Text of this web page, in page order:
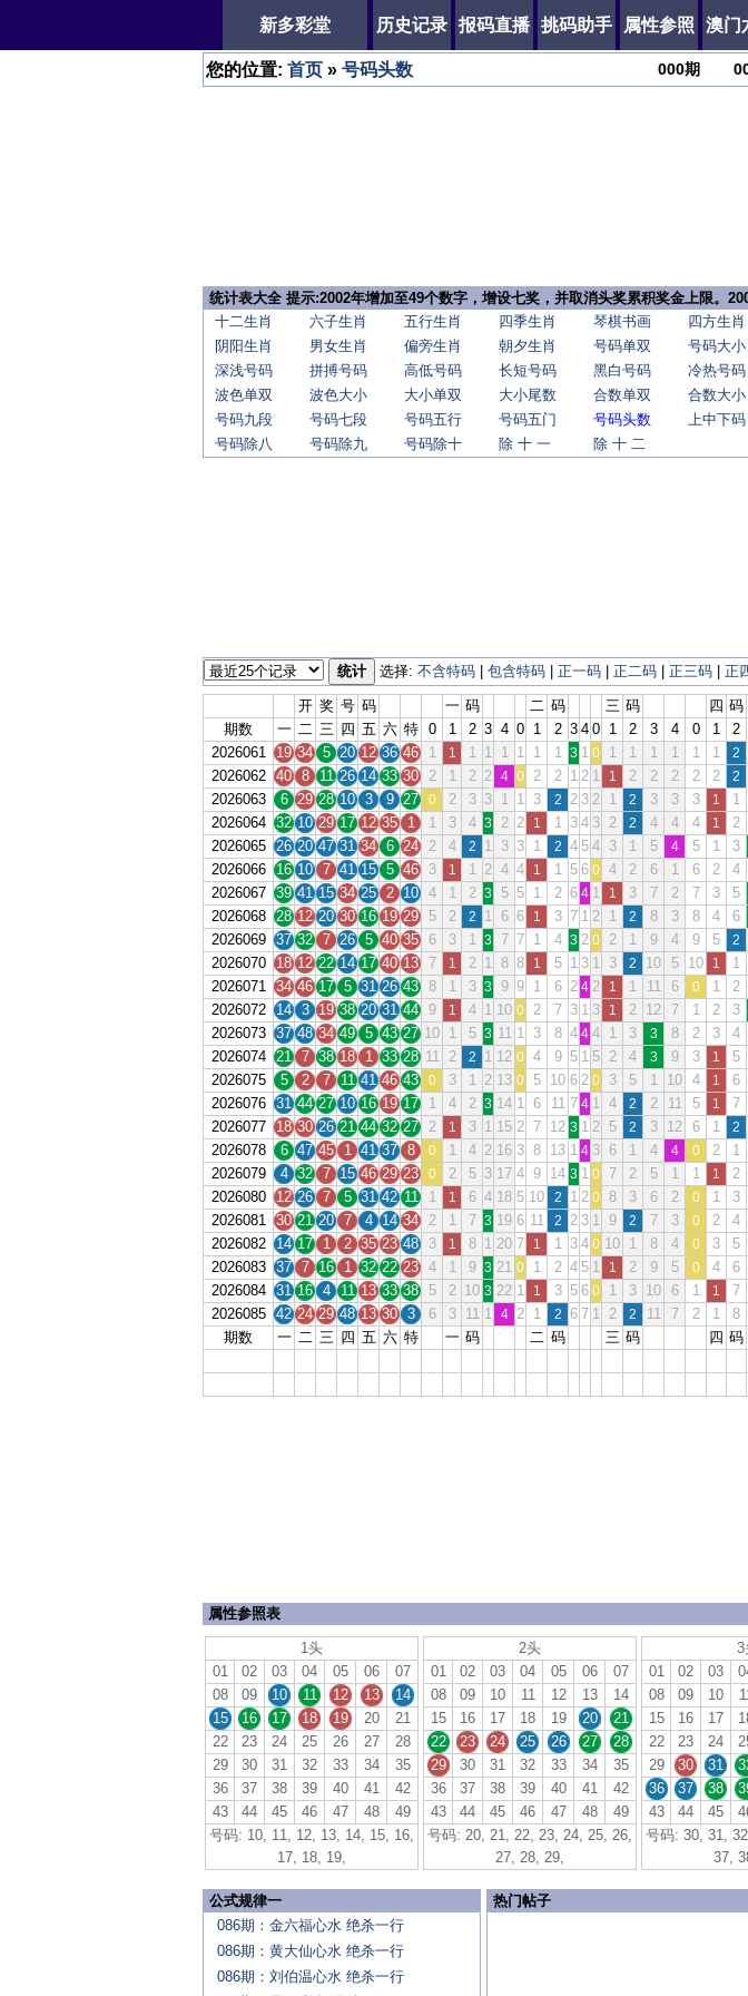
新多彩堂 历史记录 报码直播 挑码助手 属性参照 澳门
您的位置: 首页 » 号码头数 000期
统计表大全 提示:2002年增加至49个数字，增设七奖，并取消头奖累积奖金上限。
十二生肖
六子生肖 五行生肖 四季生肖 琴棋书画 四方生肖
阴阳生肖
男女生肖 偏旁生肖 朝夕生肖 号码单双 号码大小
深浅号码
拼搏号码 高低号码 长短号码 黑白号码 冷热号码
波色单双
波色大小 大小单双 大小尾数 合数单双 合数大小
号码九段
号码七段 号码五行 号码五门 号码头数 上中下码
号码除八
号码除九 号码除十 除 十 一 除 十 二
统计 选择: 不含特码 包含特码 正一码 正二码 正三码 正
开 奖 号 码 一 码 二 码 三 码 四 码
期数
一 二 三 四 五 六 特 0 1 2 3 4 0 1 2 3 4 0 1 2 3 4 0 1 2
2026061
19 34 5 20 12 36 46 1 1 1 1 1 1 1 1 3 1 0 1 1 1 1 1 1 2
2026062 40 8 11 26 14 33 30 2 1 2 2 4 0 2 2 1 2 1 1 2 2 2 2 2 2
2026063 6 29 28 10 3 9 27 0 2 3 3 1 1 3 2 2 3 2 1 2 3 3 3 1 1
2026064 32 10 29 17 12 35 1 1 3 4 3 2 2 1 1 3 4 3 2 2 4 4 4 1 2
2026065 26 20 47 31 34 6 24 2 4 2 1 3 3 1 2 4 5 4 3 1 5 4 5 1 3
2026066 16 10 7 41 15 5 46 3 1 1 2 4 4 1 1 5 6 0 4 2 6 1 6 2 4
2026067 39 41 15 34 25 2 10 4 1 2 3 5 5 1 2 6 4 1 1 3 7 2 7 3 5
2026068 28 12 20 30 16 19 29 5 2 2 1 6 6 1 3 7 1 2 1 2 8 3 8 4 6
2026069 37 32 7 26 5 40 35 6 3 1 3 7 7 1 4 3 2 0 2 1 9 4 9 5 2
2026070 18 12 22 14 17 40 13 7 1 2 1 8 8 1 5 1 3 1 3 2 10 5 10 1 1
2026071 34 46 17 5 31 26 43 8 1 3 3 9 9 1 6 2 4 2 1 1 11 6 0 1 2
2026072 14 3 19 38 20 31 44 9 1 4 1 10 0 2 7 3 1 3 1 2 12 7 1 2 3
2026073 37 48 34 49 5 43 27 10 1 5 3 11 1 3 8 4 4 4 1 3 3 8 2 3 4
2026074 21 7 38 18 1 33 28 11 2 2 1 12 0 4 9 5 1 5 2 4 3 9 3 1 5
2026075 5 2 7 11 41 46 43 0 3 1 2 13 0 5 10 6 2 0 3 5 1 10 4 1 6
2026076 31 44 27 10 16 19 17 1 4 2 3 14 1 6 11 7 4 1 4 2 2 11 5 1 7
2026077 18 30 26 21 44 32 27 2 1 3 1 15 2 7 12 3 1 2 5 2 3 12 6 1 2
2026078 6 47 45 1 41 37 8 0 1 4 2 16 3 8 13 1 4 3 6 1 4 4 0 2 1
2026079 4 32 7 15 46 29 23 0 2 5 3 17 4 9 14 3 1 0 7 2 5 1 1 1 2
2026080 12 26 7 5 31 42 11 1 1 6 4 18 5 10 2 1 2 0 8 3 6 2 0 1 3
2026081 30 21 20 7 4 14 34 2 1 7 3 19 6 11 2 2 3 1 9 2 7 3 0 2 4
2026082 14 17 1 2 35 23 48 3 1 8 1 20 7 1 1 3 4 0 10 1 8 4 0 3 5
2026083 37 7 16 1 32 22 23 4 1 9 3 21 0 1 2 4 5 1 1 2 9 5 0 4 6
2026084 31 16 4 11 13 33 38 5 2 10 3 22 1 1 3 5 6 0 1 3 10 6 1 1 7
2026085 42 24 29 48 13 30 3 6 3 11 1 4 2 1 2 6 7 1 2 2 11 7 2 1 8
期数 一 二 三 四 五 六 特 一 码 二 码 三 码 四 码
属性参照表
1头
01
02 03 04 05 06
07
08
09 10 11 12 13
14
15
16 17 18 19 20
21
22
23 24 25 26 27
28
29
30 31 32 33 34
35
36
37 38 39 40 41
42
43
44 45 46 47 48
49
号码: 10, 11, 12, 13, 14, 15, 16,
17, 18, 19,
2头
01
02 03 04 05 06
07
08
09 10 11 12 13
14
15
16 17 18 19 20
21
22
23 24 25 26 27
28
29
30 31 32 33 34
35
36
37 38 39 40 41
42
43
44 45 46 47 48
49
号码: 20, 21, 22, 23, 24, 25, 26,
27, 28, 29,
3
01
02 03
08
09 10
15
16 17
22
23 24
29
30 31
36
37 38
43
44 45
号码: 30, 31,
37,
公式规律一
086期：金六福心水 绝杀一行
086期：黄大仙心水 绝杀一行
086期：刘伯温心水 绝杀一行
热门帖子